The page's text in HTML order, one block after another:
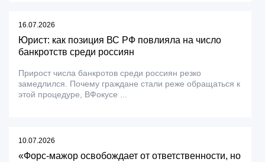
16.07.2026
Юрист: как позиция ВС РФ повлияла на число
банкротств среди россиян
Прирост числа банкротов среди россиян резко
замедлился. Почему граждане стали реже обращаться к
этой процедуре, ВФокусе ...
10.07.2026
«Форс-мажор освобождает от ответственности, но